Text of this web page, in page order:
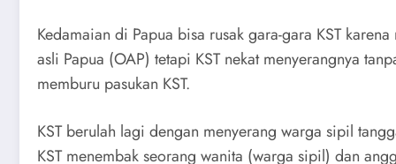
Kedamaian di Papua bisa rusak gara-gara KST
asli Papua (OAP) tetapi KST nekat menyerangnya
memburu pasukan KST.
KST berulah lagi dengan menyerang warga sipil
KST menembak seorang wanita (warga sipil) dan